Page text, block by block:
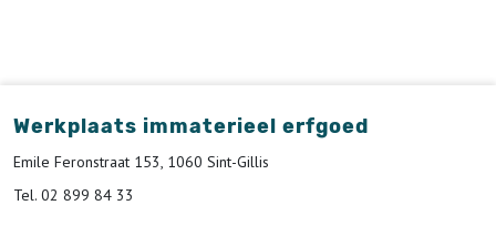
Werkplaats immaterieel erfgoed
Emile Feronstraat 153, 1060 Sint-Gillis
Tel. 02 899 84 33